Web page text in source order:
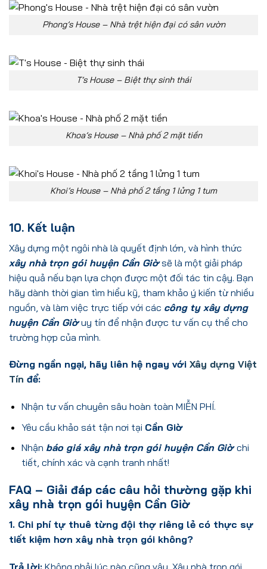
Phong’s House – Nhà trệt hiện đại có sân vườn
T’s House – Biệt thự sinh thái
Khoa’s House – Nhà phố 2 mặt tiền
Khoi’s House – Nhà phố 2 tầng 1 lửng 1 tum
10. Kết luận
Xây dựng một ngôi nhà là quyết định lớn, và hình thức
xây nhà trọn gói huyện Cần Giờsẽ là một giải pháp
hiệu quả nếu bạn lựa chọn được một đối tác tin cậy. Bạn
hãy dành thời gian tìm hiểu kỹ, tham khảo ý kiến từ nhiều
nguồn, và làm việc trực tiếp với các công ty xây dựng
huyện Cần Giờuy tín để nhận được tư vấn cụ thể cho
trường hợp của mình.
Đừng ngần ngại, hãy liên hệ ngay với Xây dựng Việt
Tín để:
Nhận tư vấn chuyên sâu hoàn toàn MIỄN PHÍ.
Yêu cầu khảo sát tận nơi tại Cần Giờ
Nhận báo giá xây nhà trọn gói huyện Cần Giờchi
tiết, chính xác và cạnh tranh nhất!
FAQ – Giải đáp các câu hỏi thường gặp khi
xây nhà trọn gói huyện Cần Giờ
1. Chi phí tự thuê từng đội thợ riêng lẻ có thực sự
tiết kiệm hơn xây nhà trọn gói không?
Trả lời: Không phải lúc nào cũng vậy. Xây nhà trọn gói